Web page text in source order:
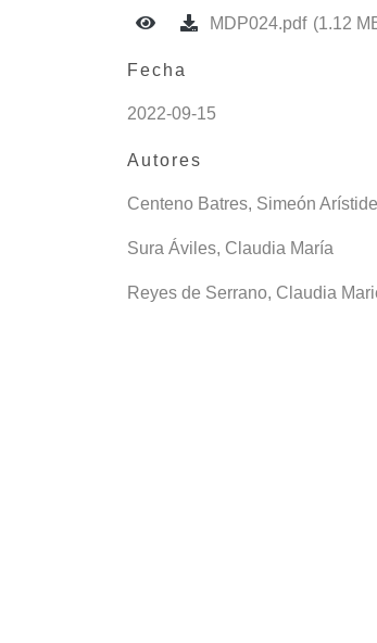
MDP024.pdf (1.12
Fecha
2022-09-15
Autores
Centeno Batres, Simeón
Sura Áviles, Claudia María
Reyes de Serrano, Claudia